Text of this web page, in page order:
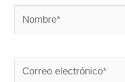
electrónico*